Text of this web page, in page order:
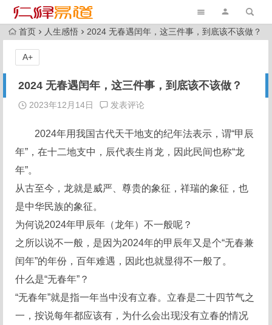
首页 人生感悟 2024 无春遇闰年，这三件事，到底该不该做？
2024 无春遇闰年，这三件事，到底该不该做？
2023年12月14日 发表评论
2024年用我国古代天干地支的纪年法表示，谓“甲辰
年”，在十二地支中，辰代表生肖龙，因此民间也称“龙
年”。
从古至今，龙就是威严、尊贵的象征，祥瑞的象征，也
是中华民族的象征。
为何说2024年甲辰年（龙年）不一般呢？
之所以说不一般，是因为2024年的甲辰年又是个“无春兼
闰年”的年份，百年难遇，因此也就显得不一般了。
什么是“无春年”？
“无春年”就是指一年当中没有立春。立春是二十四节气之
一，按说每年都应该有，为什么会出现没有立春的情况
A+